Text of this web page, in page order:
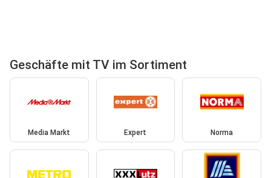
Geschäfte mit TV im Sortiment
Media Markt Expert Norma